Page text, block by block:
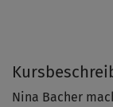
Nina Bacher